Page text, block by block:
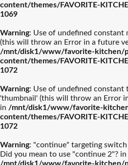
content/themes/FAVORITE-
1069
Warning: Use of undefined constant
(this will throw an Error in a future
/mnt/disk1/www/favorite-kitchen/
content/themes/FAVORITE-
1072
Warning: Use of undefined constant
'thumbnail' (this will throw an Error
in /mnt/disk1/www/favorite-
content/themes/FAVORITE-
1072
Warning: "continue" targeting
Did you mean to use "continue 2"? in